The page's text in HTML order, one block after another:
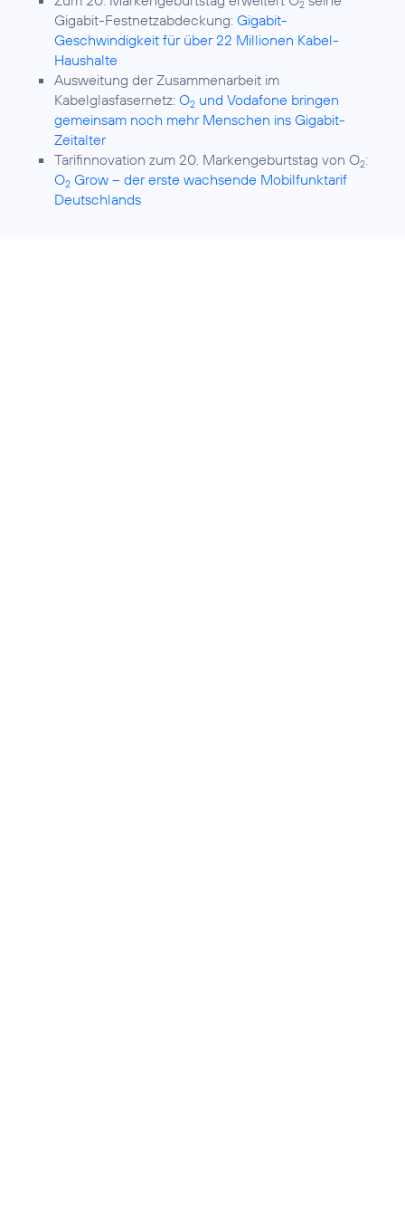
2
Gigabit-Festnetzabdeckung: Gigabit-
Geschwindigkeit für über 22 Millionen Kabel-
Haushalte
Ausweitung der Zusammenarbeit im
Kabelglasfasernetz: O2 und Vodafone bringen
gemeinsam noch mehr Menschen ins Gigabit-
Zeitalter
Tarifinnovation zum 20. Markengeburtstag von O2:
O2 Grow – der erste wachsende Mobilfunktarif
Deutschlands